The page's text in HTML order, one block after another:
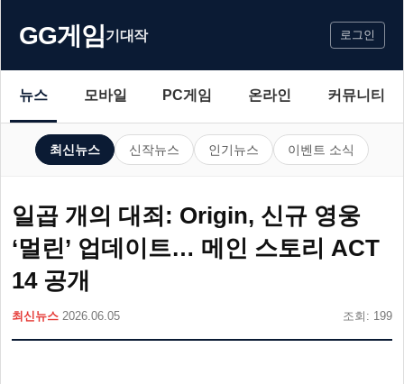
GG게임기대작 로그인
뉴스 모바일 PC게임 온라인 커뮤니티
최신뉴스 신작뉴스 인기뉴스 이벤트 소식
일곱 개의 대죄: Origin, 신규 영웅
‘멀린’ 업데이트… 메인 스토리 ACT
14 공개
최신뉴스 2026.06.05 조회: 199